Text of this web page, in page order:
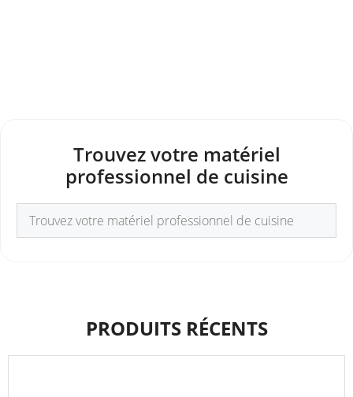
Trouvez votre matériel
professionnel de cuisine
PRODUITS RÉCENTS